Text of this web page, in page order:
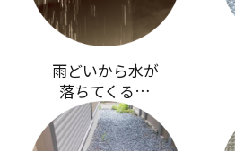
雨どいから水が
落ちてくる…